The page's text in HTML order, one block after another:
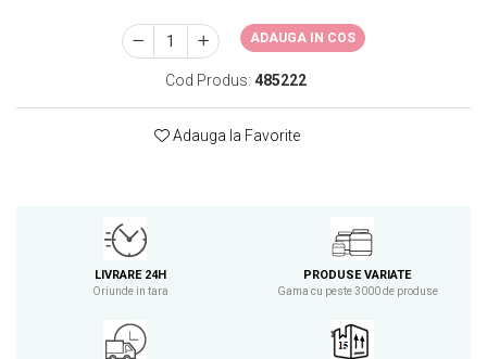
Power System
ADAUGA IN COS
Cod Produs: 485222
Adauga la Favorite
LIVRARE 24H
Oriunde in tara
PRODUSE VARIATE
Gama cu peste 3000 de produse